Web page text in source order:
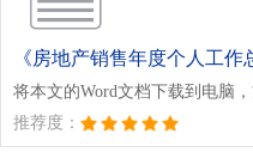
《房地产销售年度个人工作
将本文的Word文档下载到电脑
推荐度：